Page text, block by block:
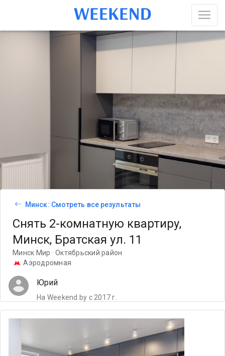
Минск: Смотреть все результаты
Снять 2-комнатную квартиру,
Минск, Братская ул. 11
Минск Мир · Октябрьский район
Аэродромная
Юрий
На Weekend.by с 2017 г.